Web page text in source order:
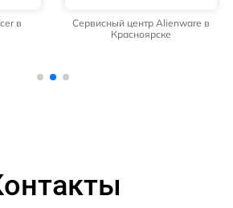
в
Сервисный центр Alienware в
Красноярске